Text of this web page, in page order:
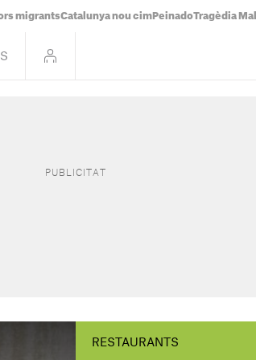
migrantsCatalunya nou cim PeinadoTragèdia
RESTAURANTS